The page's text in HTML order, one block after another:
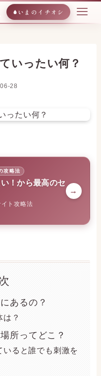
いまのイチオシ
いったい何？
28
攻略法
！から最高のセ
ト攻略法
→
あるの？
？
所ってどこ？
いると誰でも刺激を